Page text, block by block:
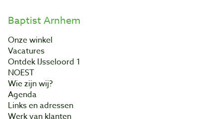
Baptist Arnhem
Onze winkel
Vacatures
Ontdek IJsseloord 1
NOEST
Wie zijn wij?
Agenda
Links en adressen
Werk van klanten